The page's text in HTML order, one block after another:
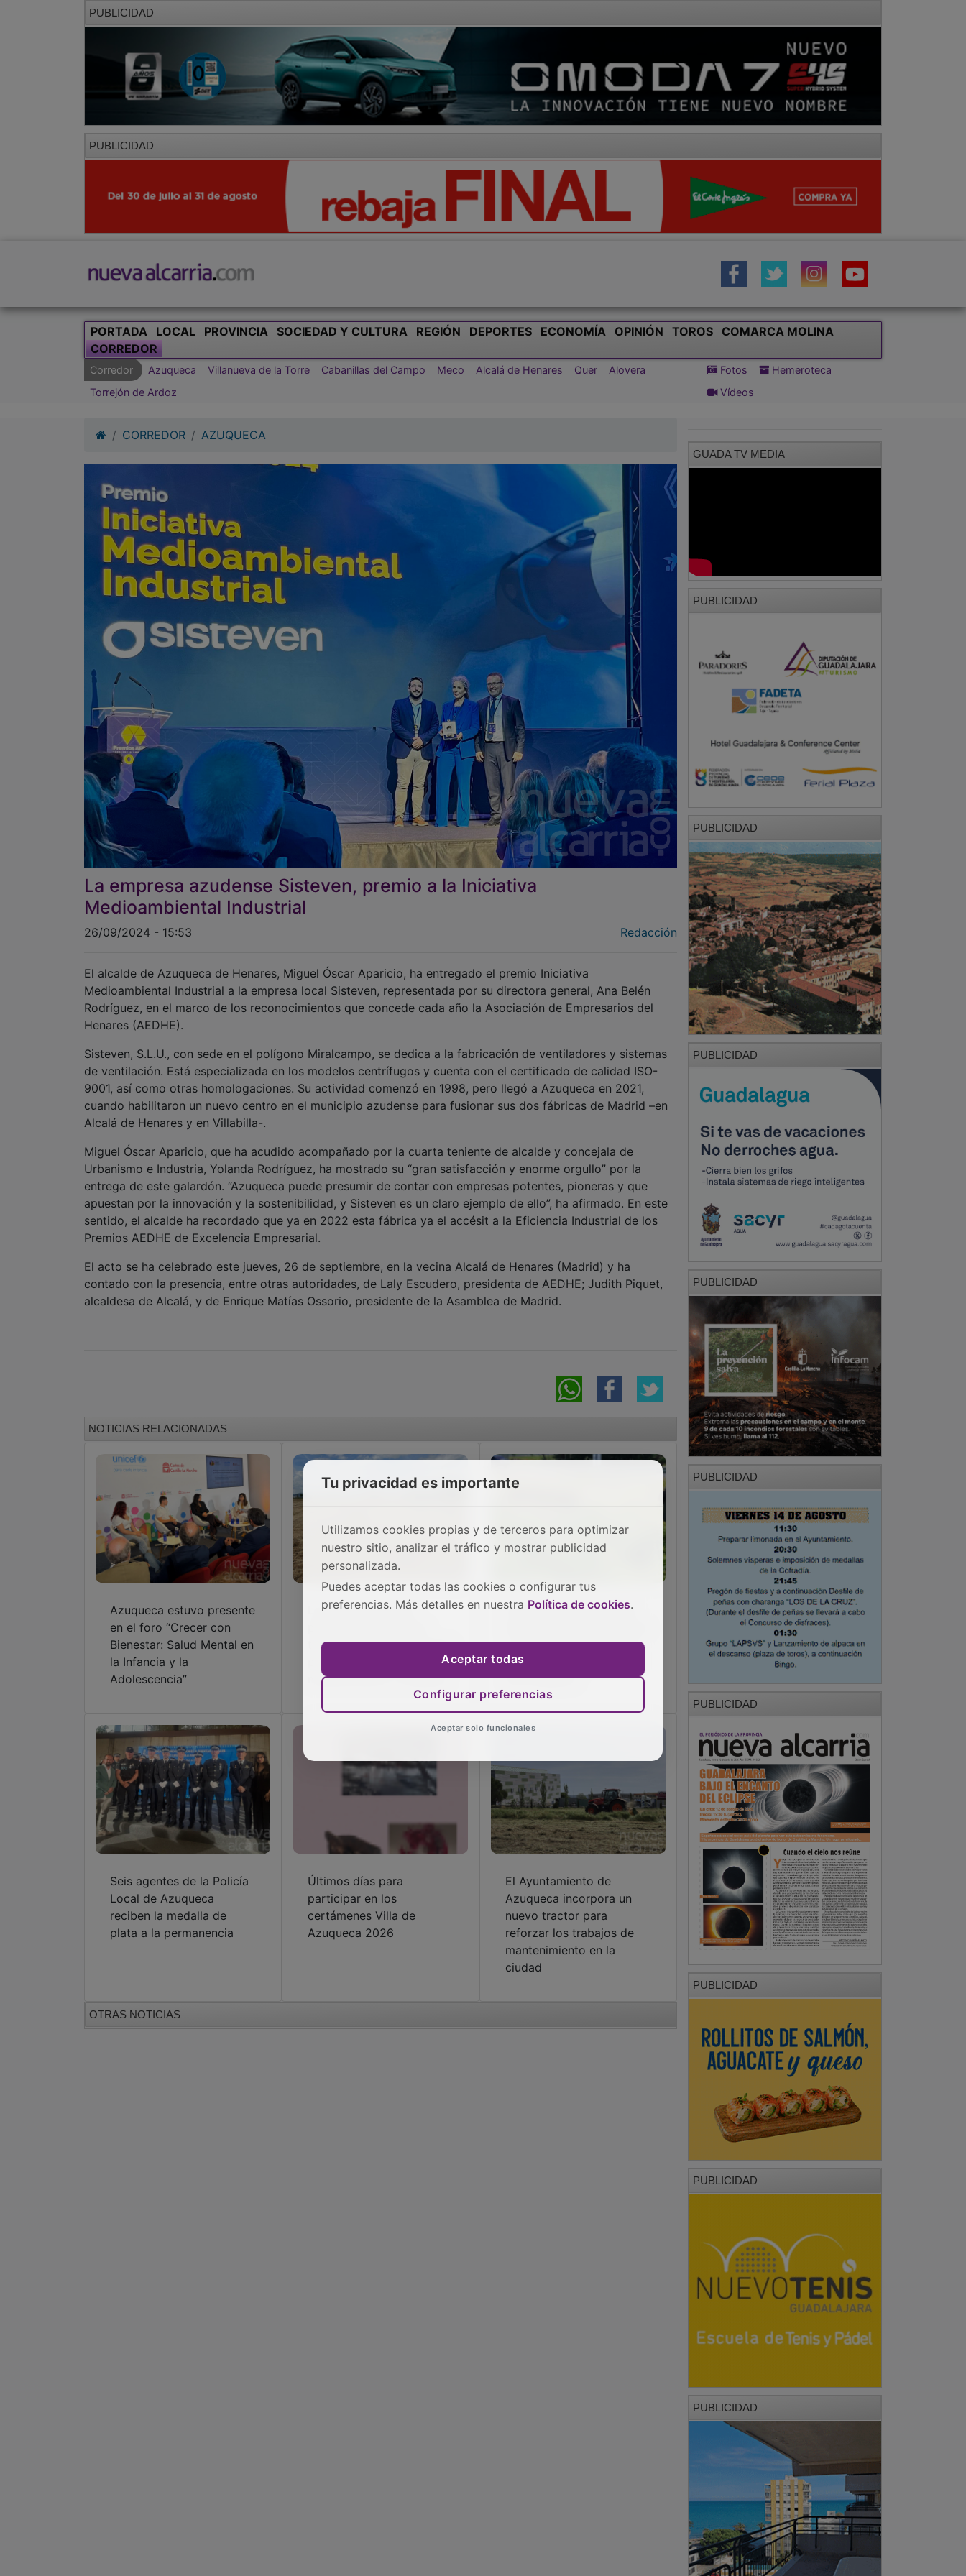
PUBLICIDAD
PUBLICIDAD
PORTADA LOCAL PROVINCIA SOCIEDAD Y CULTURA REGIÓN DEPORTES ECONOMÍA OPINIÓN TOROS
COMARCA MOLINA
CORREDOR
Corredor Azuqueca Villanueva de la Torre Cabanillas del Campo Meco Alcalá de Henares Quer
Alovera
Torrejón de Ardoz
Fotos
Hemeroteca
Vídeos
CORREDOR AZUQUECA
La empresa azudense Sisteven, premio a la Iniciativa
Medioambiental Industrial
26/09/2024 - 15:53 Redacción
El alcalde de Azuqueca de Henares, Miguel Óscar Aparicio, ha entregado el premio Iniciativa
Medioambiental Industrial a la empresa local Sisteven, representada por su directora general, Ana Belén
Rodríguez, en el marco de los reconocimientos que concede cada año la Asociación de Empresarios del
Henares (AEDHE).
Sisteven, S.L.U., con sede en el polígono Miralcampo, se dedica a la fabricación de ventiladores y sistemas
de ventilación. Está especializada en los modelos centrífugos y cuenta con el certificado de calidad ISO-
9001, así como otras homologaciones. Su actividad comenzó en 1998, pero llegó a Azuqueca en 2021,
cuando habilitaron un nuevo centro en el municipio azudense para fusionar sus dos fábricas de Madrid –en
Alcalá de Henares y en Villabilla-.
Miguel Óscar Aparicio, que ha acudido acompañado por la cuarta teniente de alcalde y concejala de
Urbanismo e Industria, Yolanda Rodríguez, ha mostrado su “gran satisfacción y enorme orgullo” por la
entrega de este galardón. “Azuqueca puede presumir de contar con empresas potentes, pioneras y que
apuestan por la innovación y la sostenibilidad, y Sisteven es un claro ejemplo de ello”, ha afirmado. En este
sentido, el alcalde ha recordado que ya en 2022 esta fábrica ya el accésit a la Eficiencia Industrial de los
Premios AEDHE de Excelencia Empresarial.
El acto se ha celebrado este jueves, 26 de septiembre, en la vecina Alcalá de Henares (Madrid) y ha
contado con la presencia, entre otras autoridades, de Laly Escudero, presidenta de AEDHE; Judith Piquet,
alcaldesa de Alcalá, y de Enrique Matías Ossorio, presidente de la Asamblea de Madrid.
NOTICIAS RELACIONADAS
Azuqueca estuvo presente
en el foro “Crecer con
Bienestar: Salud Mental en
la Infancia y la
Adolescencia”
Los propietarios de
tienen hasta el 31 de mayo
para acometer labores de
mantenimiento y limpieza
El PP denuncia “dejadez
y anuncia que llevará las
quejas vecinales al Pleno
de Azuqueca
Seis agentes de la Policía
Local de Azuqueca
reciben la medalla de
plata a la permanencia
Últimos días para
participar en los
certámenes Villa de
Azuqueca 2026
El Ayuntamiento de
Azuqueca incorpora un
nuevo tractor para
reforzar los trabajos de
mantenimiento en la
ciudad
OTRAS NOTICIAS
GUADA TV MEDIA
PUBLICIDAD
PUBLICIDAD
PUBLICIDAD
PUBLICIDAD
PUBLICIDAD
PUBLICIDAD
PUBLICIDAD
PUBLICIDAD
PUBLICIDAD
Tu privacidad es importante
Utilizamos cookies propias y de terceros para optimizar
nuestro sitio, analizar el tráfico y mostrar publicidad
personalizada.
Puedes aceptar todas las cookies o configurar tus
preferencias. Más detalles en nuestra Política de cookies.
Aceptar todas
Configurar preferencias
Aceptar solo funcionales